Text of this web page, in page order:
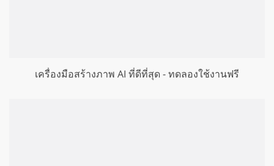
เครื่องมือสร้างภาพ AI ที่ดีที่สุด - ทดลองใช้งานฟรี